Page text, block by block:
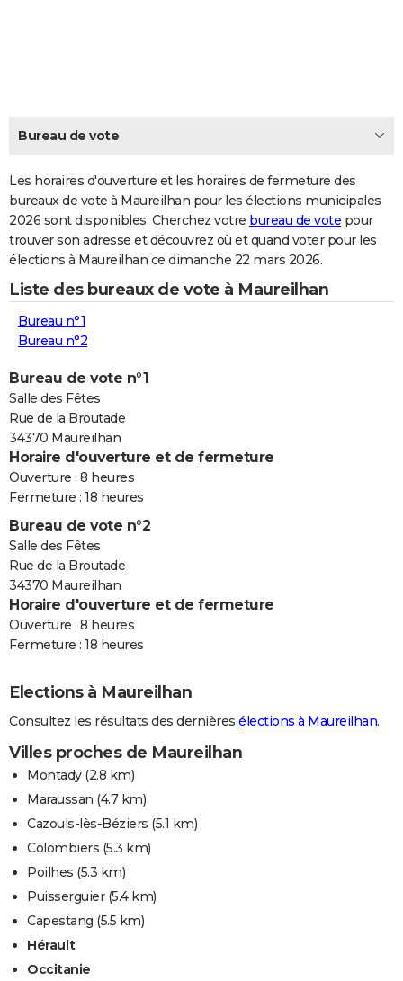
CARTE DE VOEUX
Dictionnaire
Biographies
Citations
Expressions
Proverbes
PROGRAMME TV
COPAINS D'AVANT
FORUM
Bricolage
Lifestyle
Culture
Sport
Auto
Television
Voyage
Cinema
Bureau de vote
Les horaires d'ouverture et les horaires de fermeture des
bureaux de vote à Maureilhan pour les élections municipales
2026 sont disponibles. Cherchez votre bureau de vote pour
trouver son adresse et découvrez où et quand voter pour les
élections à Maureilhan ce dimanche 22 mars 2026.
Liste des bureaux de vote à Maureilhan
Bureau n°1
Bureau n°2
Bureau de vote n°1
Salle des Fêtes
Rue de la Broutade
34370 Maureilhan
Horaire d'ouverture et de fermeture
Ouverture : 8 heures
Fermeture : 18 heures
Bureau de vote n°2
Salle des Fêtes
Rue de la Broutade
34370 Maureilhan
Horaire d'ouverture et de fermeture
Ouverture : 8 heures
Fermeture : 18 heures
Elections à Maureilhan
Consultez les résultats des dernières élections à Maureilhan.
Villes proches de Maureilhan
Montady(2.8 km)
Maraussan (4.7 km)
Cazouls-lès-Béziers (5.1 km)
Colombiers (5.3 km)
Poilhes (5.3 km)
Puisserguier(5.4 km)
Capestang (5.5 km)
Hérault
Occitanie